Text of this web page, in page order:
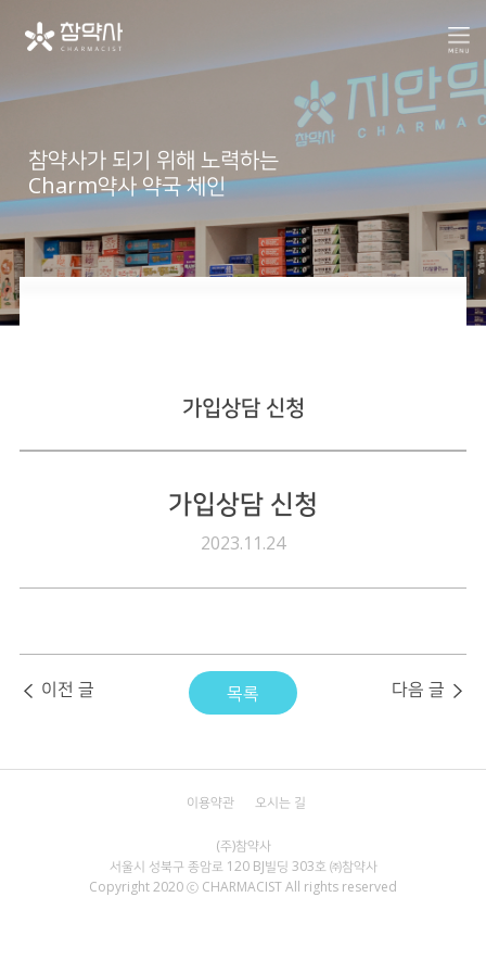
참약사가 되기 위해 노력하는
Charm약사 약국 체인
컨텐츠
전자공고
가입상담 신청
가입상담 신청
2023.11.24
이전 글 목록 다음 글
서울시 성북구 종암로 120 BJ빌딩 303호 ㈜참약사
Copyright 2020 ⓒ CHARMACIST All rights reserved
이용약관 오시는 길